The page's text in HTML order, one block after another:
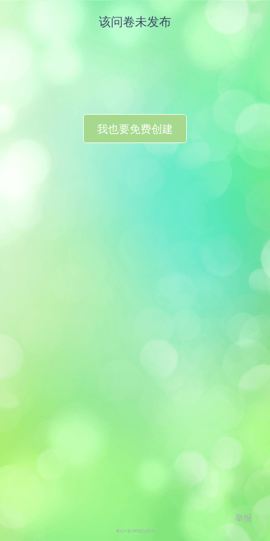
该问卷未发布
我也要免费创建
粤ICP备19150304号
举报